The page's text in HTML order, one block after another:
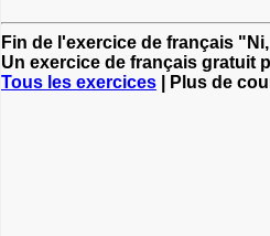
Fin de l'exercice de français
Un exercice de français gratuit
Tous les exercices | Plus de